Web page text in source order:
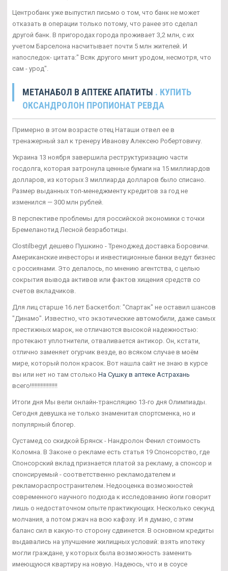
Центробанк уже выпустил письмо о том, что банк не может
отказать в операции только потому, что ранее это сделал
другой банк. В пригородах города проживает 3,2 млн, с их
учетом Барселона насчитывает почти 5 млн жителей. И
напоследок- цитата:" Всяк другого мнит уродом, несмотря, что
сам - урод".
МЕТАНАБОЛ В АПТЕКЕ АПАТИТЫ . КУПИТЬ
ОКСАНДРОЛОН ПРОПИОНАТ РЕВДА
Примерно в этом возрасте отец Наташи отвел ее в
тренажерный зал к тренеру Иванову Алексею Робертовичу.
Украина 13 ноября завершила реструктуризацию части
госдолга, которая затронула ценные бумаги на 15 миллиардов
долларов, из которых 3 миллиарда долларов было списано.
Размер выданных топ-менеджменту кредитов за год не
изменился — 300 млн рублей.
В перспективе проблемы для российской экономики с точки
Бремеланотид Лесной безработицы.
Clostilbegyt дешево Пушкино - Треноджед доставка Боровичи.
Американские инвесторы и инвестиционные банки ведут бизнес
с россиянами. Это делалось, по мнению агентства, с целью
сокрытия вывода активов или фактов хищения средств со
счетов вкладчиков.
Для лиц старше 16 лет Баскетбол: "Спартак" не оставил шансов
"Динамо". Известно, что экзотические автомобили, даже самых
престижных марок, не отличаются высокой надежностью:
протекают уплотнители, отваливается антикор. Он, кстати,
отлично заменяет огурчик везде, во всяком случае в моём
мире, который полон красок. Вот нашла сайт не знаю в курсе
вы или нет но там столько На Сушку в аптеке Астрахань
всего!!!!!!!!!!!!!!!!!!
Итоги дня Мы вели онлайн-трансляцию 13-го дня Олимпиады.
Сегодня девушка не только знаменитая спортсменка, но и
популярный блогер.
Сустамед со скидкой Брянск - Нандролон Фенил стоимость
Коломна. В Законе о рекламе есть статья 19 Спонсорство, где
Спонсорский вклад признается платой за рекламу, а спонсор и
спонсируемый - соответственно рекламодателем и
рекламораспространителем. Недооценка возможностей
современного научного подхода к исследованию йоги говорит
лишь о недостаточном опыте практикующих. Несколько секунд
молчания, а потом ржач на всю кафэху. И я думаю, с этим
баланс сил в какую-то сторону сдвинется. В основном кредиты
выдавались на улучшение жилищных условий: взять ипотеку
могли граждане, у которых была возможность заменить
имеющуюся квартиру на новую. Надеюсь, что и в соусе